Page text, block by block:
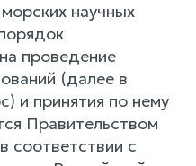
научных
проведение
(далее в
и принятия по нему
Правительством
соответствии с